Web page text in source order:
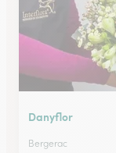
Danyflor
Bergerac